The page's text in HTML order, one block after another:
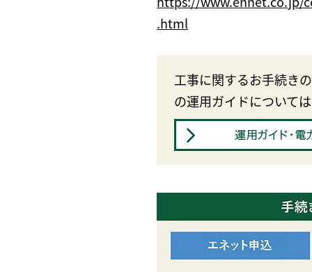
.html
工事に関するお手続き
の運用ガイドについて